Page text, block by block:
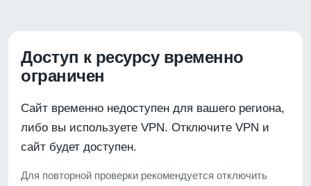
Доступ к ресурсу временно
ограничен
Сайт временно недоступен для вашего региона,
либо вы используете VPN. Отключите VPN и
сайт будет доступен.
Для повторной проверки рекомендуется отключить